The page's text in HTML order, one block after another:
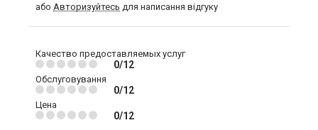
або Авторизуйтесь для написання відгуку
Качество предоставляемых услуг
0/12
Обслуговування
0/12
Цена
0/12